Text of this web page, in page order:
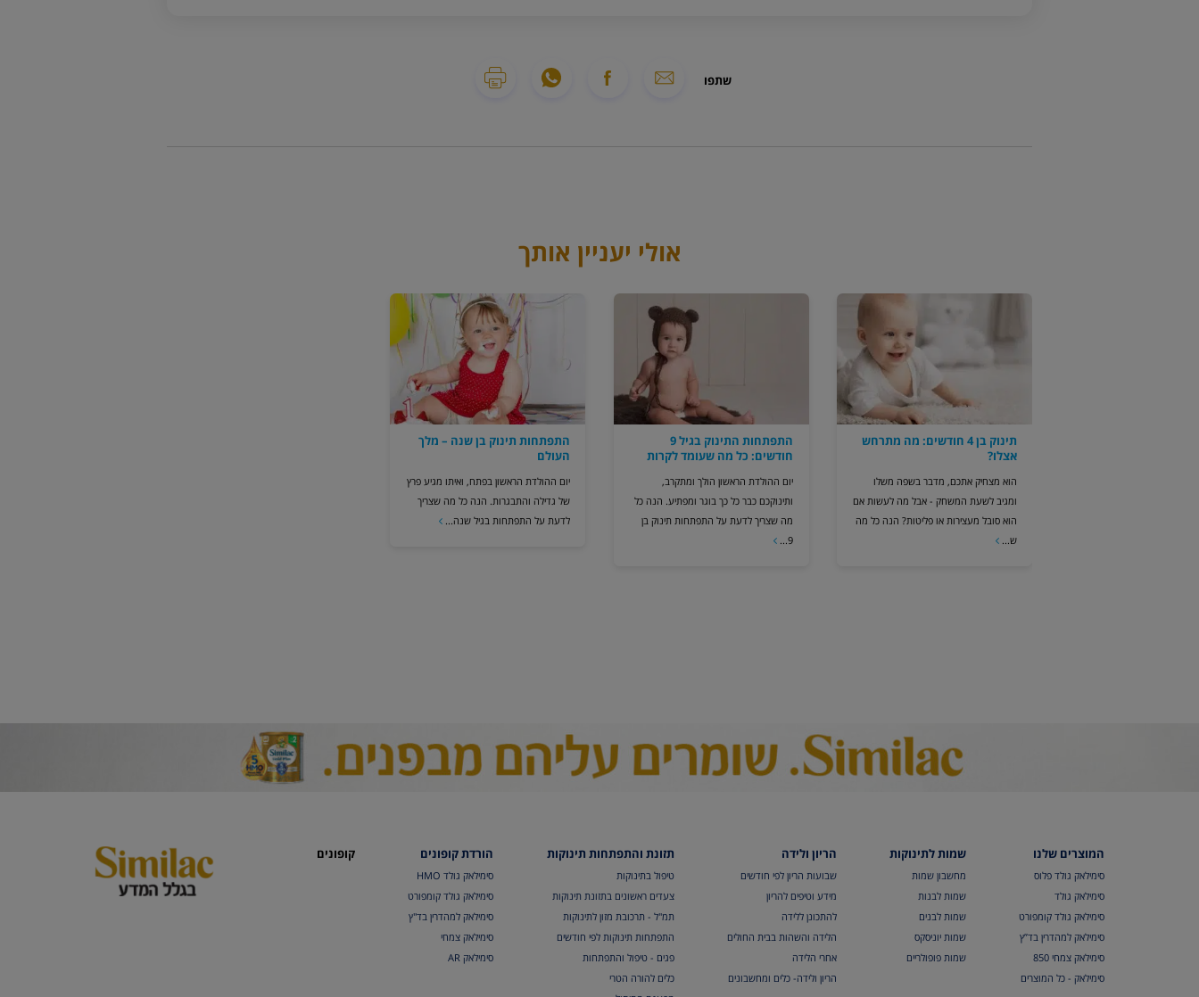
שתפו
אולי יעניין אותך
תינוק בן 4 חודשים: מה מתרחש
אצלו?
הוא מצחיק אתכם, מדבר בשפה משלו
ומגיב לשעת המשחק - אבל מה לעשות אם
הוא סובל מעצירות או פליטות? הנה כל מה
ש...
התפתחות התינוק בגיל 9
חודשים: כל מה שעומד לקרות
יום ההולדת הראשון הולך ומתקרב,
ותינוקכם כבר כל כך בוגר ומפתיע. הנה כל
מה שצריך לדעת על התפתחות תינוק בן
9...
התפתחות תינוק בן שנה – מלך
העולם
יום ההולדת הראשון בפתח, ואיתו מגיע פרץ
של גדילה והתבגרות. הנה כל מה שצריך
לדעת על התפתחות בגיל שנה...
המוצרים שלנו
סימילאק גולד פלוס
סימילאק גולד
סימילאק גולד קומפורט
סימילאק למהדרין בד”ץ
סימילאק צמחי 850
סימילאק - כל המוצרים
שמות לתינוקות
מחשבון שמות
שמות לבנות
שמות לבנים
שמות יוניסקס
שמות פופולריים
הריון ולידה
שבועות הריון לפי חודשים
מידע וטיפים להריון
להתכונן ללידה
הלידה והשהות בבית החולים
אחרי הלידה
הריון ולידה- כלים ומחשבונים
תזונת והתפתחות תינוקות
טיפול בתינוקות
צעדים ראשונים בתזונת תינוקות
תמ"ל - תרכובת מזון לתינוקות
התפתחות תינוקות לפי חודשים
פגים - טיפול והתפתחות
כלים להורה הטרי
הורדת קופונים
סימילאק גולד HMO
סימילאק גולד קומפורט
סימילאק למהדרין בד"ץ
סימילאק צמחי
סימילאק AR
קופונים